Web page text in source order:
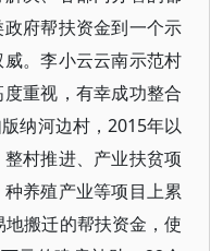
府帮扶资金到一个示
。李小云云南示范村
重视，有幸成功整合
纳河边村，2015年以
村推进、产业扶贫项
养殖产业等项目上累
搬迁的帮扶资金，使